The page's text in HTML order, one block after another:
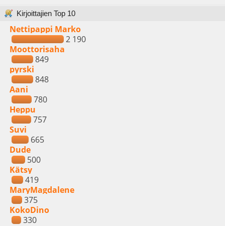
Kirjoittajien Top 10
Nettipappi Marko
2 190
Moottorisaha
849
pyrski
848
Aani
780
Heppu
757
Suvi
665
Dude
500
Kätsy
419
MaryMagdalene
375
KokoDino
330